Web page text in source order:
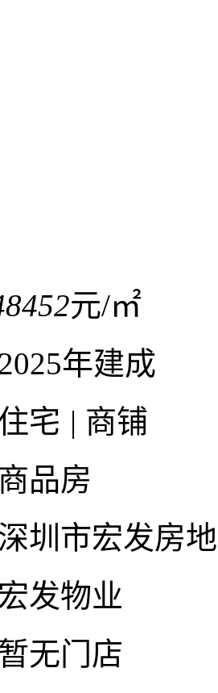
元/㎡
年建成
宅 | 商铺
商品房
圳市宏发房
宏发物业
暂无门店